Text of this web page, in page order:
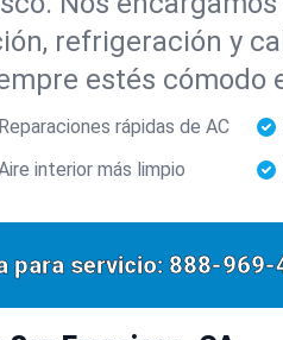
refrigeración y
estés cómodo
Reparaciones rápidas de AC
interior más limpio
para servicio: 888-969-